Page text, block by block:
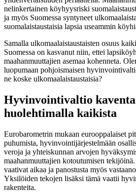
nelinkertainen köyhyysriski
ja myös Suomessa syntyneet
suomalaistaustaisia lapsia useammin
Samalla ulkomaalaistaustaisten osuus
Suomessa on kasvanut niin, ettei
maahanmuuttajien asemaa kohenneta.
luopumaan pohjoismaisen
ne koske ulkomaalaistaustaisia?
Hyvinvointivaltio
huolehtimalla kaikista
Eurobarometrin mukaan eurooppalaiset
puhumista, hyvinvointijärjestelmään
veroja ja yhteiskunnan arvojen
maahanmuuttajien kotoutumisen
vaativat aikaa ja panostusta myös
Yksilöiden tekojen lisäksi tämä vaatii
rakenteita.